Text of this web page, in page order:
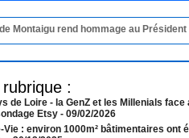
rend hommage au Président de
:
de Loire - la GenZ et les Millenials face
Etsy - 09/02/2026
Vie : environ 1000m² bâtimentaires ont